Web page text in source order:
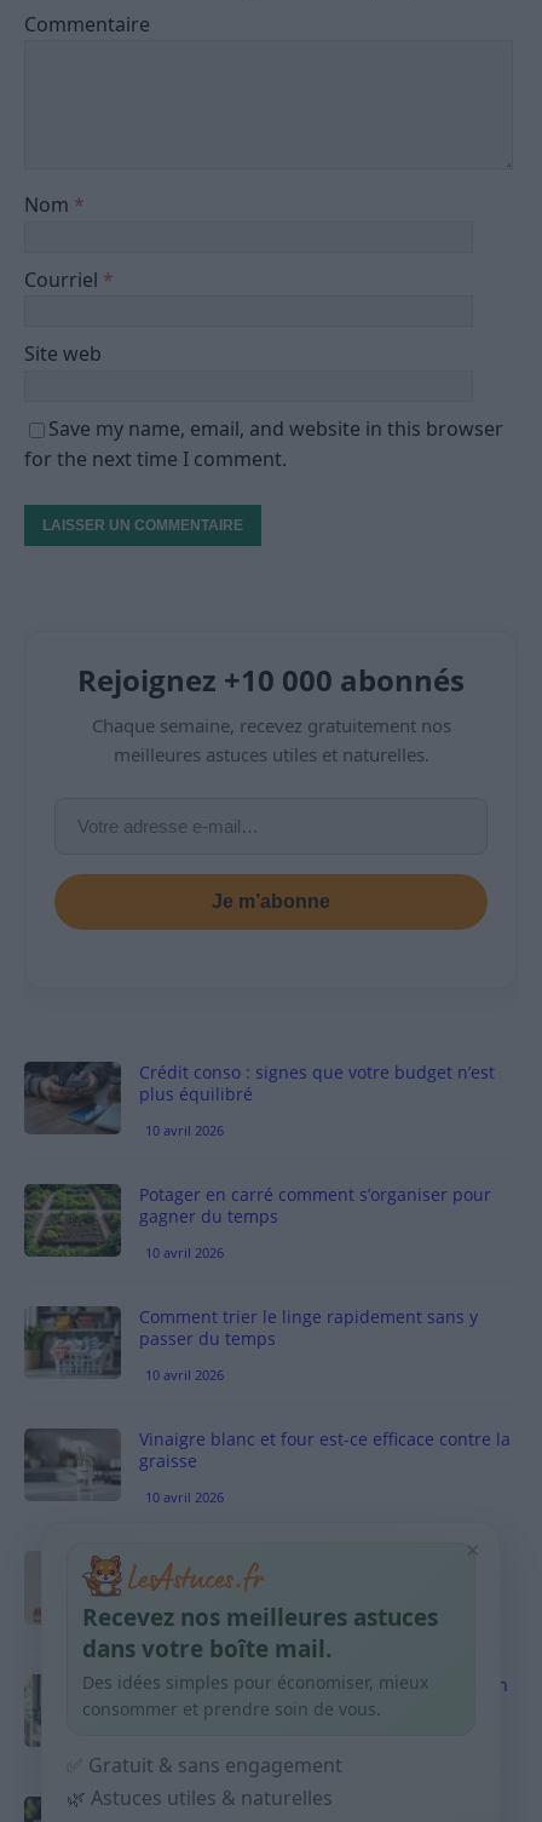
Commentaire
Nom *
Courriel *
Site web
Save my name, email, and website in this browser
for the next time I comment.
Rejoignez +10 000 abonnés
Chaque semaine, recevez gratuitement nos
meilleures astuces utiles et naturelles.
Je m’abonne
Crédit conso : signes que votre budget n’est
plus équilibré
10 avril 2026
Potager en carré comment s’organiser pour
gagner du temps
10 avril 2026
Comment trier le linge rapidement sans y
passer du temps
10 avril 2026
Vinaigre blanc et four est-ce efficace contre la
graisse
10 avril 2026
Taches pigmentaires : routine simple +
habitudes qui aident
9 avril 2026
Produits ménagers : comment économiser en
courses sans acheter 10 sprays
Budget mensuel : méthode rapide pour
×
Recevez nos meilleures astuces
dans votre boîte mail.
Des idées simples pour économiser, mieux
consommer et prendre soin de vous.
✅ Gratuit & sans engagement
🌿 Astuces utiles & naturelles